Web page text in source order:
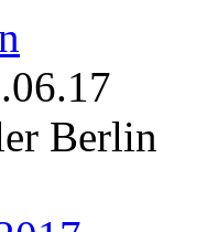
Berlin